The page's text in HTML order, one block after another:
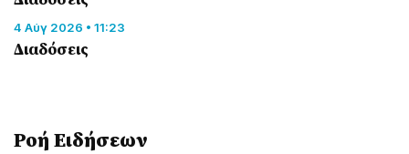
4 Αύγ 2026 • 11:23
Διαδόσεις
Ροή Eιδήσεων